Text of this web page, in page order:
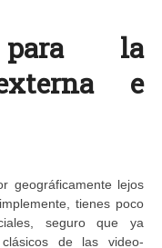
para la
e
geográficamente lejos
tienes poco
seguro que ya
de las video-